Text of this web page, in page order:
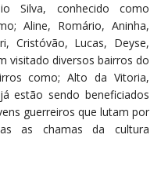
Silva, conhecido como
Aline, Romário, Aninha,
Cristóvão, Lucas, Deyse,
visitado diversos bairros do
como; Alto da Vitoria,
estão sendo beneficiados
guerreiros que lutam por
as chamas da cultura